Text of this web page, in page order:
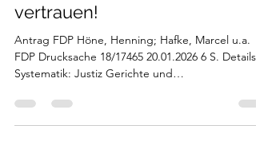
vertrauen!
Antrag FDP Höne, Henning; Hafke, Marcel u.a.
FDP Drucksache 18/17465 20.01.2026 6 S. Details
Systematik: Justiz Gerichte und
Justizvollzug Juristische Berufe * Öffentlicher
Dienst Schlagworte: Justiz Link: